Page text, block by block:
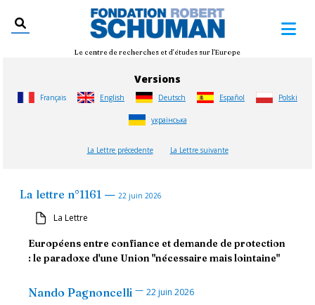
Le centre de recherches et d'études sur l'Europe
Versions
Français English Deutsch Español Polski
українська
La Lettre précedente La Lettre suivante
La lettre n°1161 — 22 juin 2026
La Lettre
Européens entre confiance et demande de protection
: le paradoxe d'une Union "nécessaire mais lointaine"
Nando Pagnoncelli — 22 juin 2026